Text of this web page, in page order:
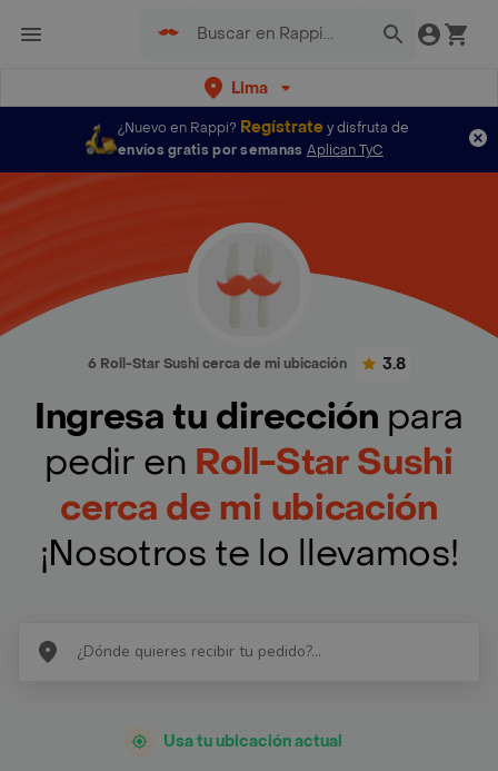
Lima
¿Nuevo en Rappi? Regístratey disfruta de
envíos gratis por semanas Aplican TyC
6 Roll-Star Sushi cerca de mi ubicación 3.8
Ingresa tu dirección para
pedir en Roll-Star Sushi
cerca de mi ubicación
¡Nosotros te lo llevamos!
Usa tu ubicación actual